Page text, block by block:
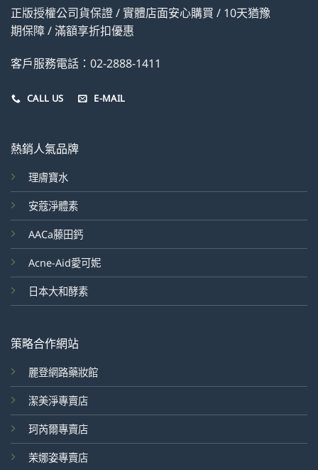
正版授權公司貨保證 / 實體店面安心購買 / 10天猶豫
期保障 / 滿額享折扣優惠
客戶服務電話：02-2888-1411
CALL US E-MAIL
熱銷人氣品牌
理膚寶水
安蔻淨體素
AACa藤田鈣
Acne-Aid愛可妮
日本大和酵素
策略合作網站
麗登網路藥妝館
潔美淨專賣店
珂芮爾專賣店
茉娜姿專賣店